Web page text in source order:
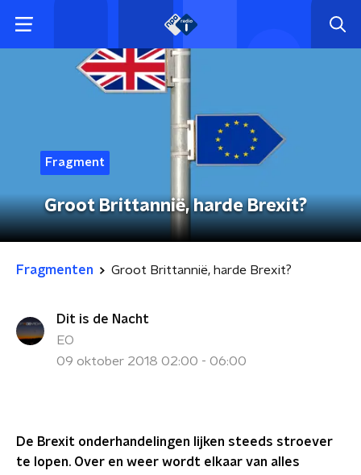
Fragment
Groot Brittannië, harde Brexit?
Fragmenten Groot Brittannië, harde Brexit?
Dit is de Nacht
EO
09 oktober 2018 02:00 - 06:00
De Brexit onderhandelingen lijken steeds stroever
te lopen. Over en weer wordt elkaar van alles